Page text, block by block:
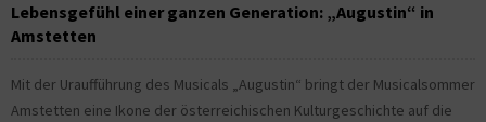
Lebensgefühl einer ganzen Generation: „Augustin“ in
Amstetten
Mit der Uraufführung des Musicals „Augustin“ bringt der Musicalsommer
Amstetten eine Ikone der österreichischen Kulturgeschichte auf die